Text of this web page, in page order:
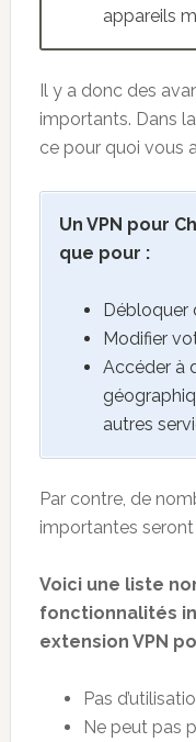
appareils
Il y a donc des
importants. Dans
ce pour quoi vous
Un VPN pour
que pour :
Débloquer
Modifier
Accéder à
autres
Par contre, de
importantes
Voici une liste
fonctionnalités
extension VPN
Pas
Ne peut pas